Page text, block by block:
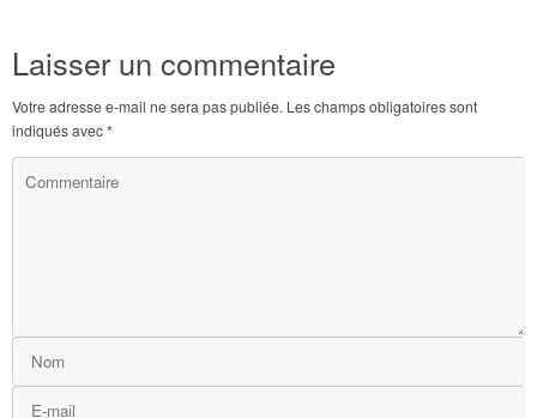
Laisser un commentaire
Votre adresse e-mail ne sera pas publiée. Les champs obligatoires sont
indiqués avec*